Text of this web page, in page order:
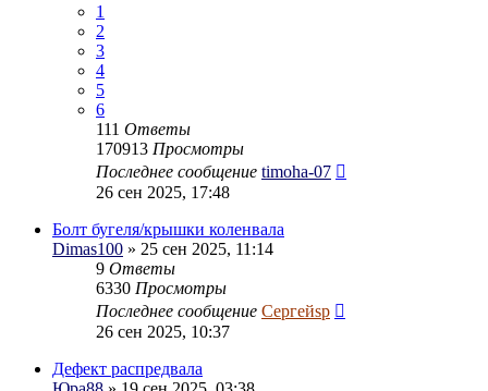
1
2
3
4
5
6
111 Ответы
170913 Просмотры
Последнее сообщение timoha-07
26 сен 2025, 17:48
Болт бугеля/крышки коленвала
Dimas100 » 25 сен 2025, 11:14
9 Ответы
6330 Просмотры
Последнее сообщение Сергейsp
26 сен 2025, 10:37
Дефект распредвала